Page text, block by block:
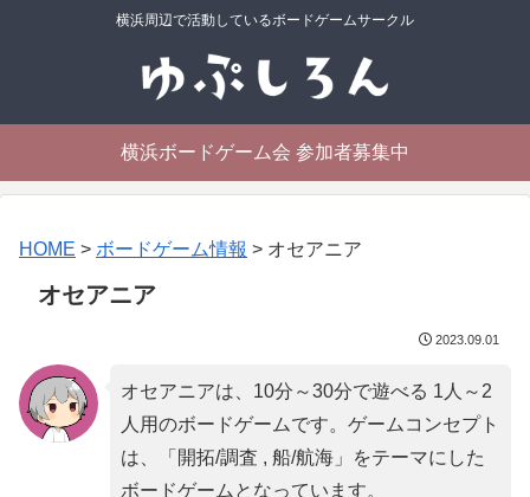
横浜周辺で活動しているボードゲームサークル
横浜ボードゲーム会 参加者募集中
HOME > ボードゲーム情報 > オセアニア
オセアニア
2023.09.01
オセアニアは、10分～30分で遊べる 1人～2
人用のボードゲームです。ゲームコンセプト
は、「 開拓/調査 , 船/航海」をテーマにした
ボードゲームとなっています。